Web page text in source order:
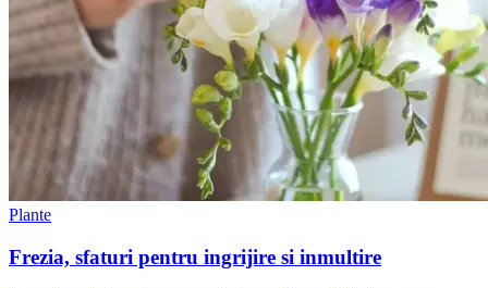
Plante
Frezia, sfaturi pentru ingrijire si inmultire